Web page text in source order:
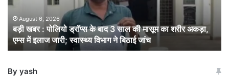
बाद
साल
की
मासूम
शरीर
August 6, 2026
बड़ी खबर : पोलियो ड्रॉप्स के बाद 3 साल की मासूम का शरीर अकड़ा,
एम्स में इलाज जारी; स्वास्थ्य विभाग ने बिठाई जांच
By yash